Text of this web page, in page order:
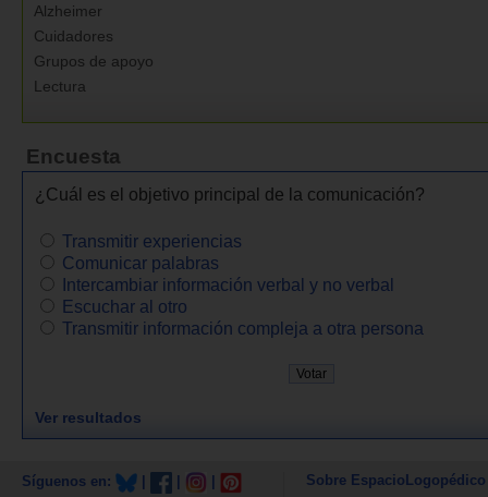
Alzheimer
Cuidadores
Grupos de apoyo
Lectura
Encuesta
¿Cuál es el objetivo principal de la comunicación?
Transmitir experiencias
Comunicar palabras
Intercambiar información verbal y no verbal
Escuchar al otro
Transmitir información compleja a otra persona
Ver resultados
Síguenos en: Sobre EspacioLogopédico